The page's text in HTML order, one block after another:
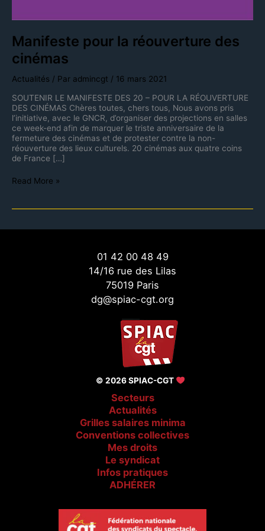
Manifeste pour la réouverture des
cinémas
Actualités / Par admincgt / 16 mars 2021
SOUTENIR LE MANIFESTE DES 20 – POUR LA RÉOUVERTURE
DES CINÉMAS Chères toutes, chers tous, Nous avons pris
l’initiative, avec le GNCR, d’organiser des projections en salles
ce week-end afin de marquer le triste anniversaire de la
fermeture des cinémas et de protester contre la non-
réouverture des lieux culturels. 20 cinémas aux quatre coins
de France […]
Read More »
01 42 00 48 49
14/16 rue des Lilas
75019 Paris
dg@spiac-cgt.org
© 2026 SPIAC-CGT
Secteurs
Actualités
Grilles salaires minima
Conventions collectives
Mes droits
Le syndicat
Infos pratiques
ADHÉRER